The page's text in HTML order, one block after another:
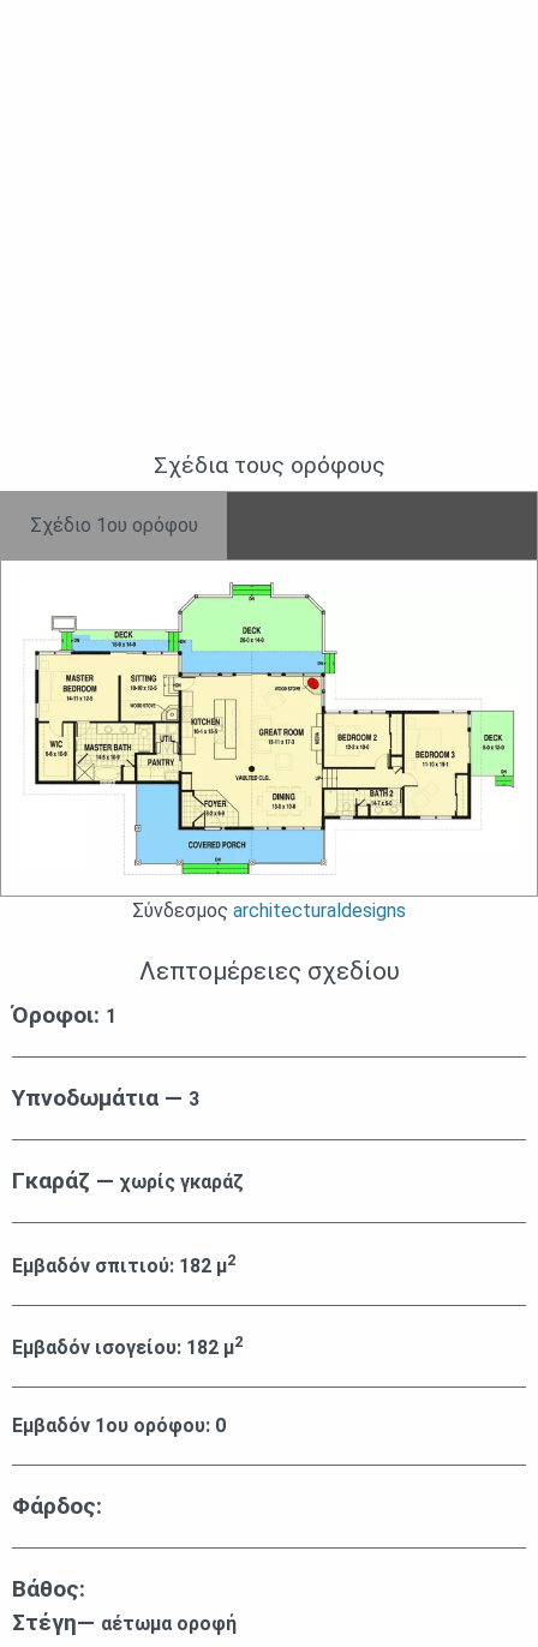
Σχέδια τους ορὀφους
Σχέδιο 1ου ορόφου
Σύνδεσμος architecturaldesigns
Λεπτομέρειες σχεδίου
Όροφοι: 1
Υπνοδωμάτια — 3
Γκαράζ — χωρίς γκαράζ
Εμβαδόν σπιτιού: 182 μ2
Εμβαδόν ισογείου: 182 μ2
Εμβαδόν 1ου ορόφου: 0
Φάρδος:
Βάθος:
Στέγη— αέτωμα οροφή